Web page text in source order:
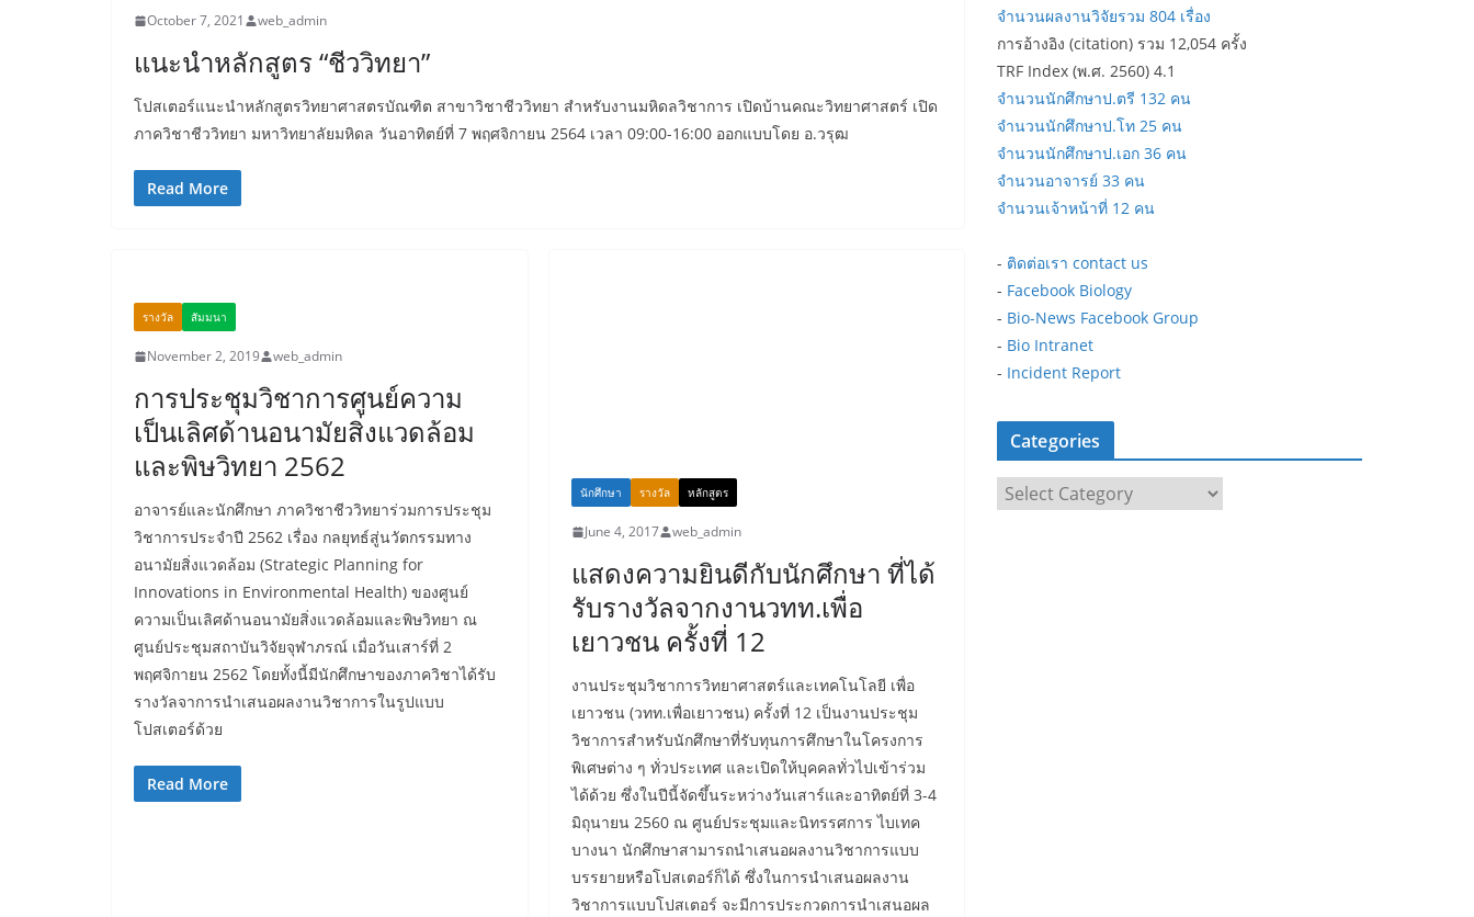
October 7, 2021 web_admin
แนะนำหลักสูตร “ชีววิทยา”
โปสเตอร์แนะนำหลักสูตรวิทยาศาสตรบัณฑิต สาขาวิชาชีววิทยา สำหรับงานมหิดลวิชาการ เปิดบ้านคณะวิทยาศาสตร์ เปิด
ภาควิชาชีววิทยา มหาวิทยาลัยมหิดล วันอาทิตย์ที่ 7 พฤศจิกายน 2564 เวลา 09:00-16:00 ออกแบบโดย อ.วรุฒ
Read More
รางวัล สัมมนา
November 2, 2019 web_admin
การประชุมวิชาการศูนย์ความ
เป็นเลิศด้านอนามัยสิ่งแวดล้อม
และพิษวิทยา 2562
อาจารย์และนักศึกษา ภาควิชาชีววิทยาร่วมการประชุม
วิชาการประจำปี 2562 เรื่อง กลยุทธ์สู่นวัตกรรมทาง
อนามัยสิ่งแวดล้อม (Strategic Planning for
Innovations in Environmental Health) ของศูนย์
ความเป็นเลิศด้านอนามัยสิ่งแวดล้อมและพิษวิทยา ณ
ศูนย์ประชุมสถาบันวิจัยจุฬาภรณ์ เมื่อวันเสาร์ที่ 2
พฤศจิกายน 2562 โดยทั้งนี้มีนักศึกษาของภาควิชาได้รับ
รางวัลจาการนำเสนอผลงานวิชาการในรูปแบบ
โปสเตอร์ด้วย
Read More
นักศึกษา รางวัล หลักสูตร
June 4, 2017 web_admin
แสดงความยินดีกับนักศึกษา ที่ได้
รับรางวัลจากงานวทท.เพื่อ
เยาวชน ครั้งที่ 12
งานประชุมวิชาการวิทยาศาสตร์และเทคโนโลยี เพื่อ
เยาวชน (วทท.เพื่อเยาวชน) ครั้งที่ 12 เป็นงานประชุม
วิชาการสำหรับนักศึกษาที่รับทุนการศึกษาในโครงการ
พิเศษต่าง ๆ ทั่วประเทศ และเปิดให้บุคคลทั่วไปเข้าร่วม
ได้ด้วย ซึ่งในปีนี้จัดขึ้นระหว่างวันเสาร์และอาทิตย์ที่ 3-4
มิถุนายน 2560 ณ ศูนย์ประชุมและนิทรรศการ ไบเทค
บางนา นักศึกษาสามารถนำเสนอผลงานวิชาการแบบ
บรรยายหรือโปสเตอร์ก็ได้ ซึ่งในการนำเสนอผลงาน
วิชาการแบบโปสเตอร์ จะมีการประกวดการนำเสนอผล
จำนวนผลงานวิจัยรวม 804 เรื่อง
การอ้างอิง (citation) รวม 12,054 ครั้ง
TRF Index (พ.ศ. 2560) 4.1
จำนวนนักศึกษาป.ตรี 132 คน
จำนวนนักศึกษาป.โท 25 คน
จำนวนนักศึกษาป.เอก 36 คน
จำนวนอาจารย์ 33 คน
จำนวนเจ้าหน้าที่ 12 คน
- ติดต่อเรา contact us
- Facebook Biology
- Bio-News Facebook Group
- Bio Intranet
- Incident Report
Categories
a